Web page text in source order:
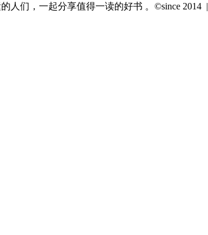
人们，一起分享值得一读的好书 。©since 2014 |